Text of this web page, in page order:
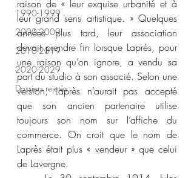
1990-1999
2000-2009
2010-2019
2020-2029
Dossiers rejetés
raison de « leur exquise urbanité et à
leur grand sens artistique. » Quelques
années plus tard, leur association
devait prendre fin lorsque Laprès, pour
une raison qu’on ignore, a vendu sa
part du studio à son associé. Selon une
version, Laprès n’aurait pas accepté
que son ancien partenaire utilise
toujours son nom sur l’affiche du
commerce. On croit que le nom de
Laprès était plus « vendeur » que celui
de Lavergne.